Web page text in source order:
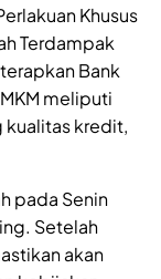
Khusus
Terdampak
Bank
meliputi
kualitas kredit,
pada Senin
Setelah
akan